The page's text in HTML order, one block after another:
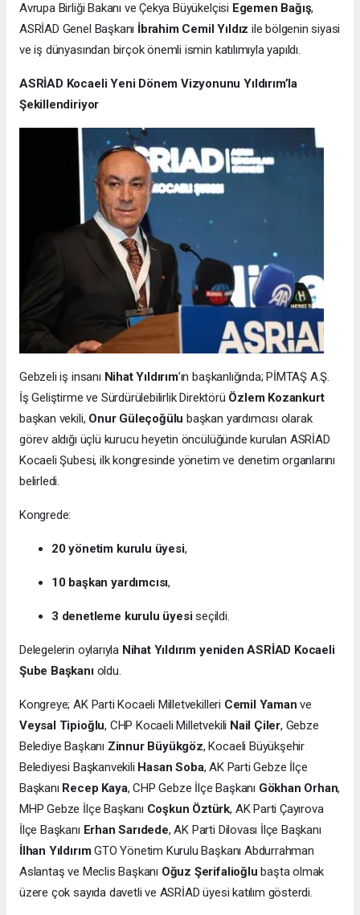
Avrupa Birliği Bakanı ve Çekya Büyükelçisi Egemen Bağış,
ASRİAD Genel Başkanı İbrahim Cemil Yıldız ile bölgenin siyasi
ve iş dünyasından birçok önemli ismin katılımıyla yapıldı.
ASRİAD Kocaeli Yeni Dönem Vizyonunu Yıldırım’la
Şekillendiriyor
Gebzeli iş insanı Nihat Yıldırım’ın başkanlığında; PİMTAŞ A.Ş.
İş Geliştirme ve Sürdürülebilirlik Direktörü Özlem Kozankurt
başkan vekili, Onur Güleçoğülu başkan yardımcısı olarak
görev aldığı üçlü kurucu heyetin öncülüğünde kurulan ASRİAD
Kocaeli Şubesi, ilk kongresinde yönetim ve denetim organlarını
belirledi.
Kongrede:
20 yönetim kurulu üyesi,
10 başkan yardımcısı,
3 denetleme kurulu üyesiseçildi.
Delegelerin oylarıyla Nihat Yıldırım yeniden ASRİAD Kocaeli
Şube Başkanıoldu.
Kongreye; AK Parti Kocaeli Milletvekilleri Cemil Yaman ve
Veysal Tipioğlu, CHP Kocaeli Milletvekili Nail Çiler, Gebze
Belediye Başkanı Zinnur Büyükgöz, Kocaeli Büyükşehir
Belediyesi Başkanvekili Hasan Soba, AK Parti Gebze İlçe
Başkanı Recep Kaya, CHP Gebze İlçe Başkanı Gökhan Orhan,
MHP Gebze İlçe Başkanı Coşkun Öztürk, AK Parti Çayırova
İlçe Başkanı Erhan Sarıdede, AK Parti Dilovası İlçe Başkanı
İlhan YıldırımGTO Yönetim Kurulu Başkanı Abdurrahman
Aslantaş ve Meclis Başkanı Oğuz Şerifalioğlu başta olmak
üzere çok sayıda davetli ve ASRİAD üyesi katılım gösterdi.